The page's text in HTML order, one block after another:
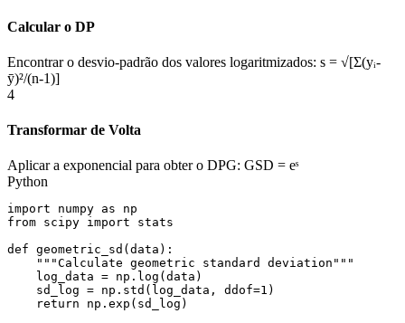
Calcular o DP
Encontrar o desvio-padrão dos valores logaritmizados: s = √[Σ(yᵢ-
ȳ)²/(n-1)]
4
Transformar de Volta
Aplicar a exponencial para obter o DPG: GSD = eˢ
Python
import numpy as np
from scipy import stats
def geometric_sd(data):
    """Calculate geometric standard deviation"""
    log_data = np.log(data)
    sd_log = np.std(log_data, ddof=1)
    return np.exp(sd_log)